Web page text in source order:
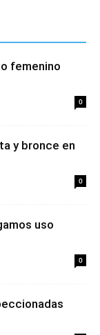
femenino
0
y bronce en
0
uso
0